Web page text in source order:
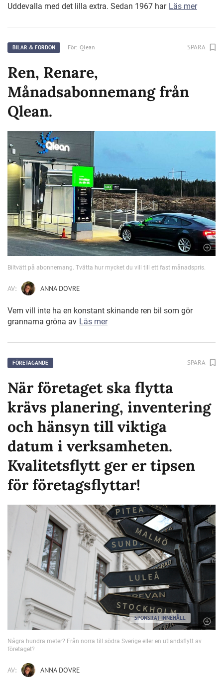
Uddevalla med det lilla extra. Sedan 1967 har Läs mer
BILAR & FORDON För: Qlean SPARA
Ren, Renare,
Månadsabonnemang från
Qlean.
Biltvätt på abonnemang. Tvätta hur mycket du vill till ett fast månadspris.
AV: ANNA DOVRE
Vem vill inte ha en konstant skinande ren bil som gör
grannarna gröna av Läs mer
FÖRETAGANDE SPARA
När företaget ska flytta
krävs planering, inventering
och hänsyn till viktiga
datum i verksamheten.
Kvalitetsflytt ger er tipsen
för företagsflyttar!
SPONSRAT INNEHÅLL
Några hundra meter? Från norra till södra Sverige eller en utlandsflytt av
företaget?
AV: ANNA DOVRE